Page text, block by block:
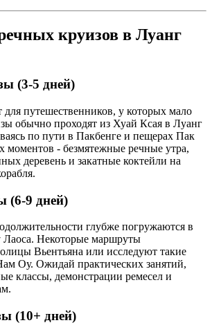
круизов в Луанг
(3-5 дней)
путешественников, у которых мало
обычно проходят из Хуай Ксая в Луанг
по пути в Пакбенге и пещерах Пак
моментов - безмятежные речные утра,
деревень и закатные коктейли на
(6-9 дней)
глубже погружаются в
Лаоса. Некоторые маршруты
Вьентьяна или исследуют такие
Оу. Ожидай практических занятий,
классы, демонстрации ремесел и
(10+ дней)